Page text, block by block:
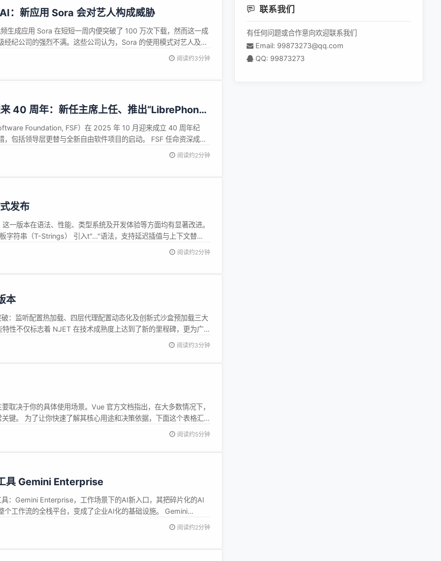
：新应用 Sora 会对艺人构成威胁
生成应用 Sora 在短短一周内便突破了 100 万次下载，然而这一成
经纪公司的强烈不满。这些公司认为，Sora 的使用模式对艺人及其
，可能引发行业的广泛争议。 Sora 允许用户生成包含知名品牌和角
阅读约3分钟
40 周年：新任主席上任、推出“LibrePhone”
Foundation, FSF）在 2025 年 10 月迎来成立 40 周年纪
，包括领导层更替与全新自由软件项目的启动。 FSF 任命资深成员
表示将带领基金会应对计算机用户自由面临的新挑战，并扩大自由
阅读约2分钟
发布
一版本在语法、性能、类型系统及开发体验等方面均有显著改进。
字符串（T-Strings） 引入t"..."语法，支持延迟插值与上下文替
性与灵活性兼备，适用于Web模板、SQL查询等场景。 注解延迟求
阅读约2分钟
本
：监听配置热加载、四层代理配置动态化及创新式沙盒预加载三大
性不仅标志着 NJET 在技术成熟度上达到了新的里程碑，更为广
一、功能特性更新： 1.监听配置热加载 动态监听是 ...
阅读约3分钟
决于你的具体使用场景。Vue 官方文档指出，在大多数情况下，
键。 为了让你快速了解其核心用途和决策依据，下面这个表格汇
阅读约5分钟
具 Gemini Enterprise
：Gemini Enterprise，工作场景下的AI新入口，其把碎片化的AI
个工作流的全栈平台，变成了企业AI化的基础设施。 Gemini
模型，用户可以用聊天的方式与公司内部文档、数据、各种应
阅读约2分钟
联系我们
有任何问题或合作意向欢迎联系我们
Email: 99873273@qq.com
QQ: 99873273